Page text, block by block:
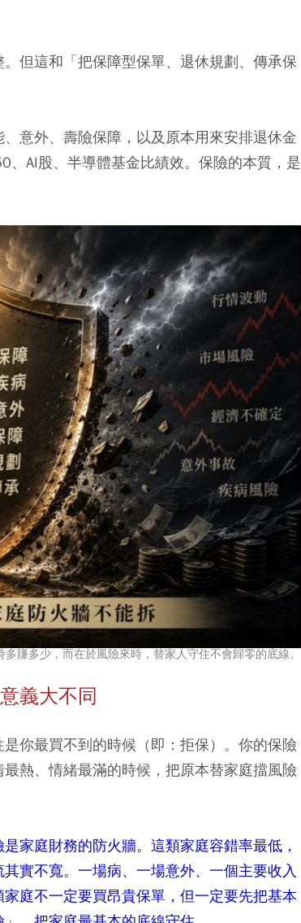
但這和「把保障型保單、退休規劃、傳承保
意外、壽險保障，以及原本用來安排退休金
AI股、半導體基金比績效。保險的本質，是
賺多少，而在於風險來時，替家人守住不會歸零的底線。
義大不同
你最買不到的時候（即：拒保）。你的保險
熱、情緒最滿的時候，把原本替家庭擋風險
家庭財務的防火牆。這類家庭容錯率最低，
實不寬。一場病、一場意外、一個主要收入
庭不一定要買昂貴保單，但一定要先把基本